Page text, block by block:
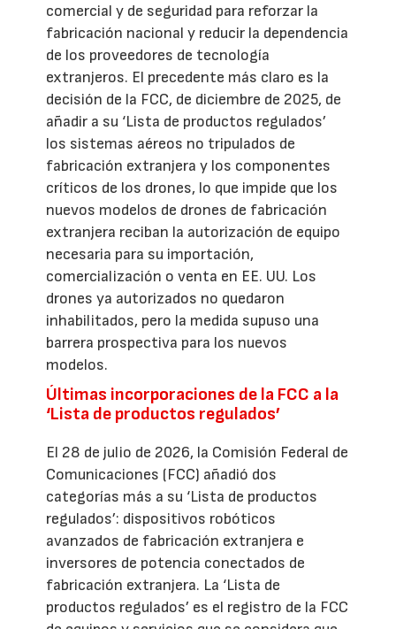
comercial y de seguridad para reforzar la
fabricación nacional y reducir la dependencia
de los proveedores de tecnología
extranjeros. El precedente más claro es la
decisión de la FCC, de diciembre de 2025, de
añadir a su ‘Lista de productos regulados’
los sistemas aéreos no tripulados de
fabricación extranjera y los componentes
críticos de los drones, lo que impide que los
nuevos modelos de drones de fabricación
extranjera reciban la autorización de equipo
necesaria para su importación,
comercialización o venta en EE. UU. Los
drones ya autorizados no quedaron
inhabilitados, pero la medida supuso una
barrera prospectiva para los nuevos
modelos.
Últimas incorporaciones de la FCC a la
‘Lista de productos regulados’
El 28 de julio de 2026, la Comisión Federal de
Comunicaciones (FCC) añadió dos
categorías más a su ‘Lista de productos
regulados’: dispositivos robóticos
avanzados de fabricación extranjera e
inversores de potencia conectados de
fabricación extranjera. La ‘Lista de
productos regulados’ es el registro de la FCC